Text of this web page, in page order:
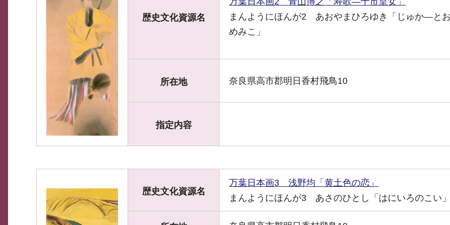
歴史文化資源名
まんようにほんが2 あおやまひろゆき「じゅか―と
めみこ」
所在地 奈良県高市郡明日香村飛鳥10
指定内容
歴史文化資源名
万葉日本画3 浅野均「黄土色の恋」
まんようにほんが3 あさのひとし「はにいろのこい」